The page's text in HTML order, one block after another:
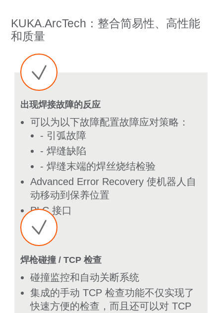
KUKA.ArcTech：整合简易性、高性能
和质量
出现焊接故障的反应
可以为以下故障配置故障应对策略：
- 引弧故障
- 焊缝缺陷
- 焊缝末端的焊丝烧结检验
Advanced Error Recovery 使机器人自
动移动到保养位置
PLC 接口
焊枪碰撞 / TCP 检查
碰撞监控和自动关断系统
集成的手动 TCP 检查功能不仅实现了
快速方便的检查，而且还可以对 TCP